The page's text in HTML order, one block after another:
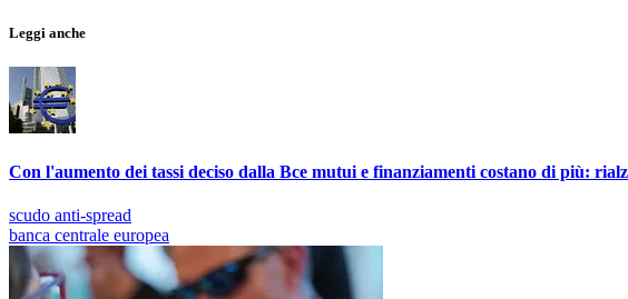
Leggi anche
Con l'aumento dei tassi deciso dalla Bce mutui e finanziamenti costano di più:
scudo anti-spread
banca centrale europea